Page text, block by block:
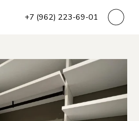
+7 (962) 223-69-01